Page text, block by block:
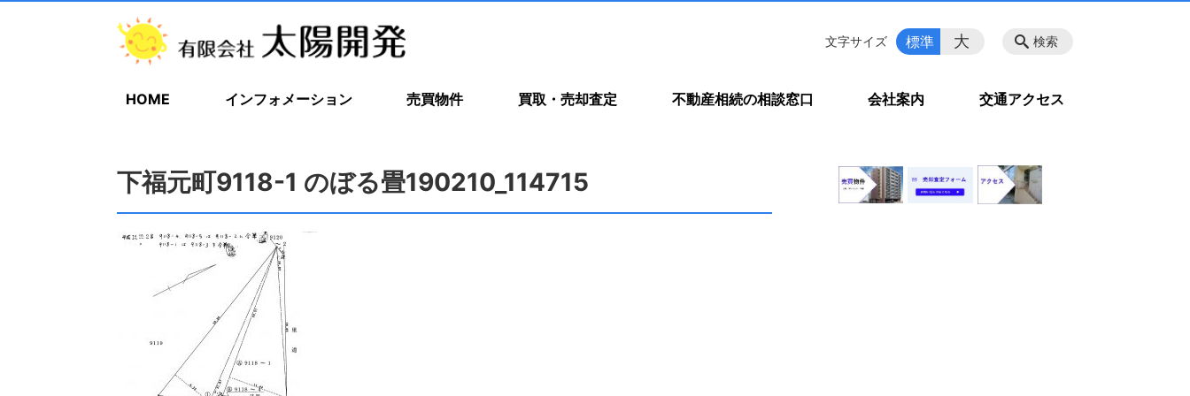
HOME インフォメーション 売買物件 買取・売却査定 不動産相続の相談窓口 会社案内 交通アクセス
検索
文字サイズ 標準 大
下福元町9118-1 のぼる畳190210_114715